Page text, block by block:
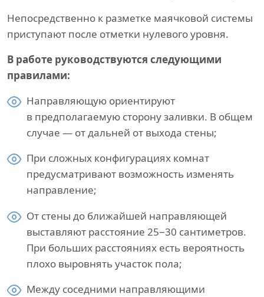
Непосредственно к разметке маячковой системы
приступают после отметки нулевого уровня.
В работе руководствуются следующими
правилами:
Направляющую ориентируют
в предполагаемую сторону заливки. В общем
случае — от дальней от выхода стены;
При сложных конфигурациях комнат
предусматривают возможность изменять
направление;
От стены до ближайшей направляющей
выставляют расстояние 25−30 сантиметров.
При больших расстояниях есть вероятность
плохо выровнять участок пола;
Между соседними направляющими